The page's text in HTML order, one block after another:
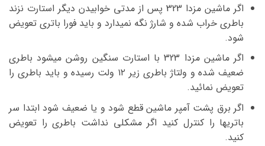
اگر ماشین مزدا 323 پس از مدتی خوابیدن دیگر استارت نزند
باطری خراب شده و شارژ نگه نمیدارد و باید فورا باتری تعویض
شود.
اگر ماشین مزدا 323 با استارت سنگین روشن میشود باطری
ضعیف شده و ولتاژ باطری زیر ۱۲ ولت رسیده و باید باطری را
تعویض نمائید.
اگر برق پشت آمپر ماشین قطع شود و یا ضعیف شود ابتدا سر
باتریها را کنترل کنید اگر مشکلی نداشت باطری را تعویض
کنید.